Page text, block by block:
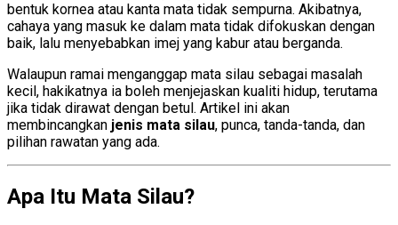
bentuk kornea atau kanta mata tidak sempurna. Akibatnya,
cahaya yang masuk ke dalam mata tidak difokuskan dengan
baik, lalu menyebabkan imej yang kabur atau berganda.
Walaupun ramai menganggap mata silau sebagai masalah
kecil, hakikatnya ia boleh menjejaskan kualiti hidup, terutama
jika tidak dirawat dengan betul. Artikel ini akan
membincangkan jenis mata silau, punca, tanda-tanda, dan
pilihan rawatan yang ada.
Apa Itu Mata Silau?